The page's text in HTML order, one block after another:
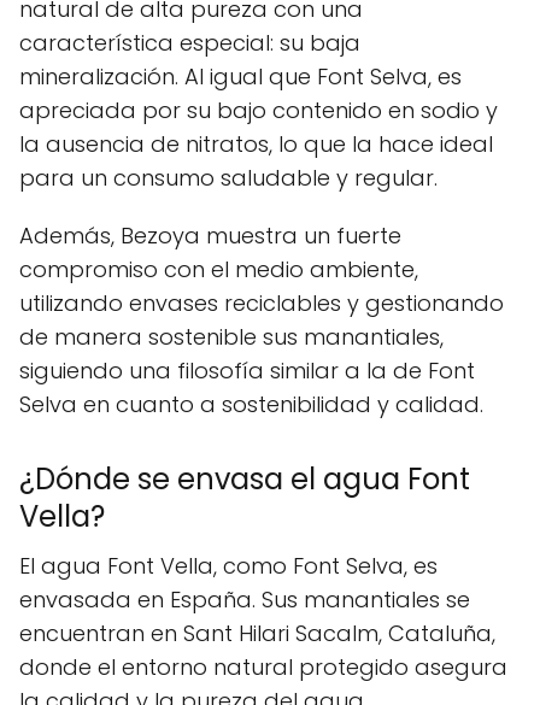
natural de alta pureza con una
característica especial: su baja
mineralización. Al igual que Font Selva, es
apreciada por su bajo contenido en sodio y
la ausencia de nitratos, lo que la hace ideal
para un consumo saludable y regular.
Además, Bezoya muestra un fuerte
compromiso con el medio ambiente,
utilizando envases reciclables y gestionando
de manera sostenible sus manantiales,
siguiendo una filosofía similar a la de Font
Selva en cuanto a sostenibilidad y calidad.
¿Dónde se envasa el agua Font
Vella?
El agua Font Vella, como Font Selva, es
envasada en España. Sus manantiales se
encuentran en Sant Hilari Sacalm, Cataluña,
donde el entorno natural protegido asegura